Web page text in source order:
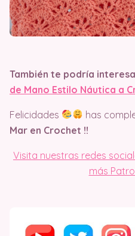
También te podría
de Mano Estilo Náutica a
Felicidades has
Mar en Crochet !!
Visita nuestras redes
más